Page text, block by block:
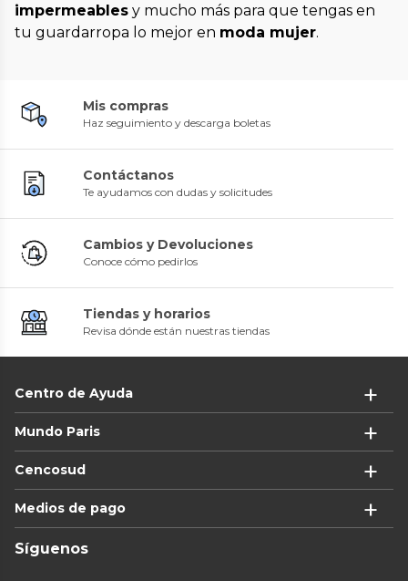
impermeables y mucho más para que tengas en
tu guardarropa lo mejor en moda mujer.
Mis compras
Haz seguimiento y descarga boletas
Contáctanos
Te ayudamos con dudas y solicitudes
Cambios y Devoluciones
Conoce cómo pedirlos
Tiendas y horarios
Revisa dónde están nuestras tiendas
Centro de Ayuda
Mundo Paris
Cencosud
Medios de pago
Síguenos